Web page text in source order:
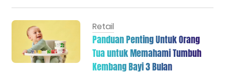
Retail
Panduan Penting Untuk Orang
Tua untuk Memahami Tumbuh
Kembang Bayi 3 Bulan